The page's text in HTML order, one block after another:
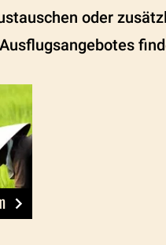
oder